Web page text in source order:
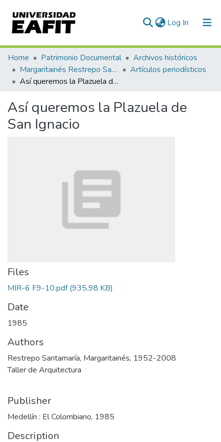
Log In (current)
Communities & Collections
All of DSpace
Home Patrimonio Documental
Archivos históricos
Margaritainés Restrepo Santamaría
Artículos periodísticos
Así queremos la Plazuela de San Ignacio
Así queremos la Plazuela de
San Ignacio
Files
MIR-6 F9-10.pdf(935.98 KB)
Date
1985
Authors
Restrepo Santamaría, Margaritainés, 1952-2008
Taller de Arquitectura
Publisher
Medellín : El Colombiano, 1985
Description